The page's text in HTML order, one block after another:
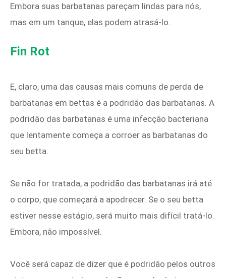
Embora suas barbatanas pareçam lindas para nós,
mas em um tanque, elas podem atrasá-lo.
Fin Rot
E, claro, uma das causas mais comuns de perda de
barbatanas em bettas é a podridão das barbatanas. A
podridão das barbatanas é uma infecção bacteriana
que lentamente começa a corroer as barbatanas do
seu betta.
Se não for tratada, a podridão das barbatanas irá até
o corpo, que começará a apodrecer. Se o seu betta
estiver nesse estágio, será muito mais difícil tratá-lo.
Embora, não impossível.
Você será capaz de dizer que é podridão pelos outros